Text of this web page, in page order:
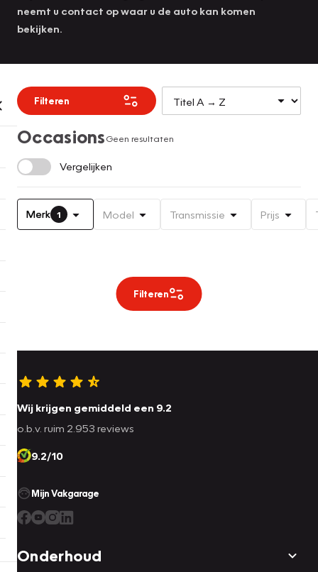
neemt u contact op waar u de auto kan komen
bekijken.
Filteren
OccasionsGeen resultaten
Vergelijken
Merk 1 Model Transmissie Prijs
Filteren
Wij krijgen gemiddeld een 9.2
o.b.v. ruim 2.953 reviews
9.2/10
Mijn Vakgarage
Onderhoud